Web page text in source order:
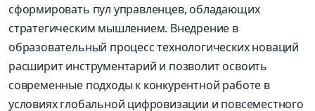
сформировать пул управленцев, обладающих
стратегическим мышлением. Внедрение в
образовательный процесс технологических новаций
расширит инструментарий и позволит освоить
современные подходы к конкурентной работе в
условиях глобальной цифровизации и повсеместного